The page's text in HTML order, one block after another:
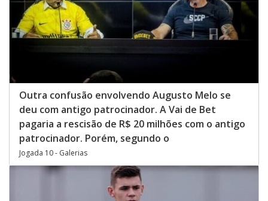
Outra confusão envolvendo Augusto Melo se
deu com antigo patrocinador. A Vai de Bet
pagaria a rescisão de R$ 20 milhões com o antigo
patrocinador. Porém, segundo o
Jogada 10 - Galerias